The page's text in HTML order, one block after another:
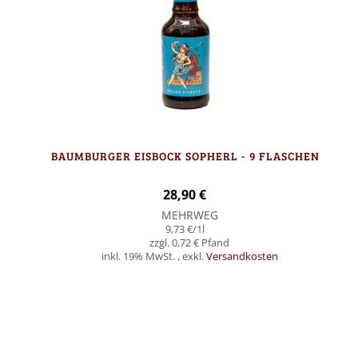
BAUMBURGER EISBOCK SOPHERL - 9 FLASCHEN
28,90 €
MEHRWEG
9,73 €/1l
0,72 €
inkl. 19% MwSt. ,exkl.Versandkosten